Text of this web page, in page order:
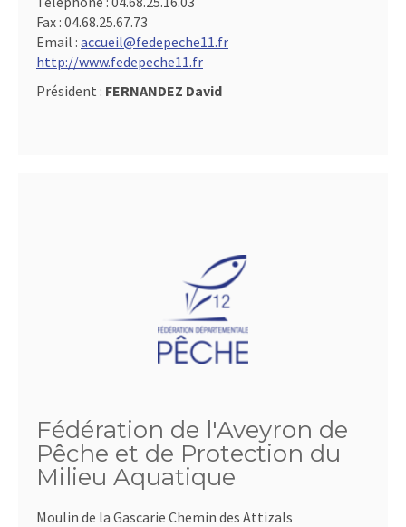
Fax : 04.68.25.67.73
Email : accueil@fedepeche11.fr
http://www.fedepeche11.fr
Président : FERNANDEZ David
Fédération de l'Aveyron de
Pêche et de Protection du
Milieu Aquatique
Moulin de la Gascarie Chemin des Attizals